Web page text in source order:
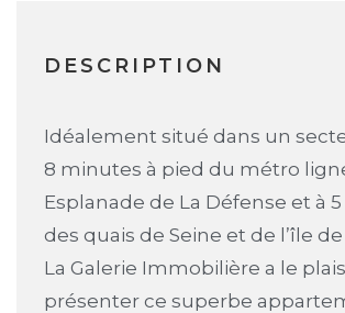
DESCRIPTION
Idéalement situé dans un
8 minutes à pied du métro
Esplanade de La Défense et à
des quais de Seine et de l’île
La Galerie Immobilière a le
présenter ce superbe